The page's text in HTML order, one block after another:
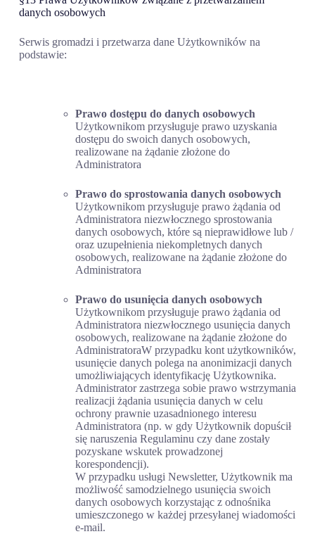
danych osobowych
Serwis gromadzi i przetwarza dane Użytkowników na
podstawie:
Prawo dostępu do danych osobowych
Użytkownikom przysługuje prawo uzyskania
dostępu do swoich danych osobowych,
realizowane na żądanie złożone do
Administratora
Prawo do sprostowania danych osobowych
Użytkownikom przysługuje prawo żądania od
Administratora niezwłocznego sprostowania
danych osobowych, które są nieprawidłowe lub /
oraz uzupełnienia niekompletnych danych
osobowych, realizowane na żądanie złożone do
Administratora
Prawo do usunięcia danych osobowych
Użytkownikom przysługuje prawo żądania od
Administratora niezwłocznego usunięcia danych
osobowych, realizowane na żądanie złożone do
AdministratoraW przypadku kont użytkowników,
usunięcie danych polega na anonimizacji danych
umożliwiających identyfikację Użytkownika.
Administrator zastrzega sobie prawo wstrzymania
realizacji żądania usunięcia danych w celu
ochrony prawnie uzasadnionego interesu
Administratora (np. w gdy Użytkownik dopuścił
się naruszenia Regulaminu czy dane zostały
pozyskane wskutek prowadzonej
korespondencji).
W przypadku usługi Newsletter, Użytkownik ma
możliwość samodzielnego usunięcia swoich
danych osobowych korzystając z odnośnika
umieszczonego w każdej przesyłanej wiadomości
e-mail.